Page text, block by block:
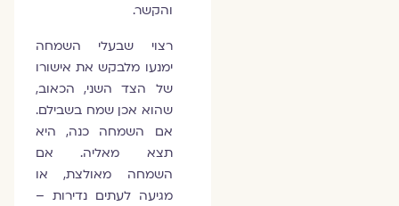
והקשר.
רצוי שבעלי השמחה
ימנעו מלבקש את אישורו
של הצד השני, הכאוב,
שהוא אכן שמח בשבילם.
אם השמחה כנה, היא
תצא מאליה. אם
השמחה מאולצת, או
מגיעה לעתים נדירות –